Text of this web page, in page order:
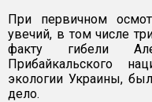
При первичном
увечий, в том числе
факту гибели
Прибайкальского
экологии Украины,
дело.